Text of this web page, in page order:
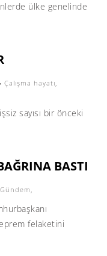
ülke genelinde
Çalışma hayatı,
sayısı bir önceki
BASTI
Gündem ,
felaketini